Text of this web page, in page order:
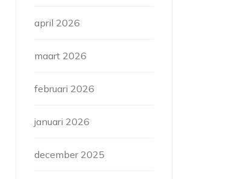
april 2026
maart 2026
februari 2026
januari 2026
december 2025